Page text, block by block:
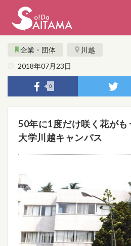
娯楽・観光
企業・団体
行政
地域から探す
募集！
運営団体
企業・団体
川越
2018年07月23日
0
50年に1度だけ咲く花が
大学川越キャンパス